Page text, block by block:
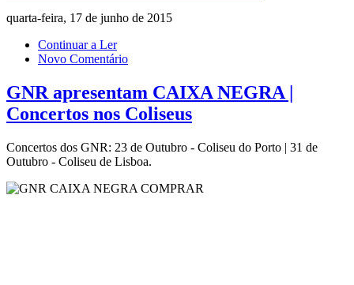
quarta-feira, 17 de junho de 2015
Continuar a Ler
Novo Comentário
GNR apresentam CAIXA NEGRA |
Concertos nos Coliseus
Concertos dos GNR: 23 de Outubro - Coliseu do Porto | 31 de
Outubro - Coliseu de Lisboa.